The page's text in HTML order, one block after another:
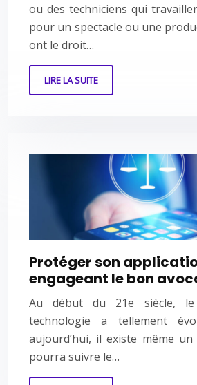
ou des techniciens qui
pour un spectacle ou une
ont le droit…
LIRE LA SUITE
Protéger son
engageant le bon
Au début du 21e siècle,
technologie a tellement
aujourd’hui, il existe même
pourra suivre le…